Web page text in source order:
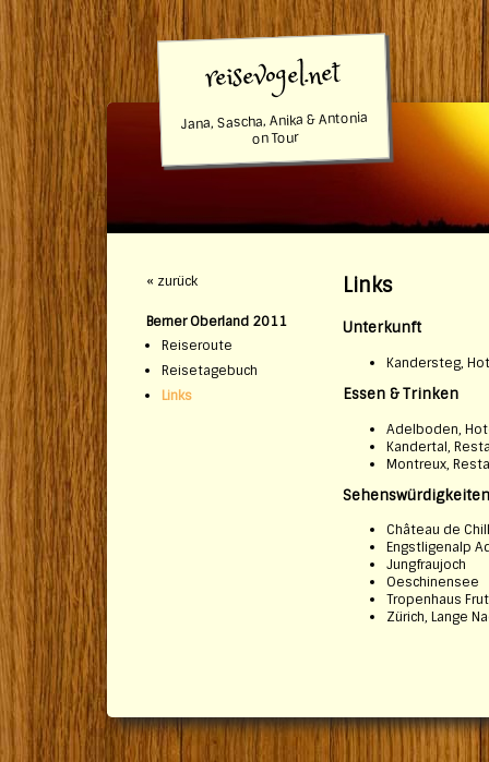
reisevogel.net
Jana, Sascha, Anika & Antonia
on Tour
« zurück
Berner Oberland 2011
Reiseroute
Reisetagebuch
Links
Links
Unterkunft
Kandersteg,
Essen & Trinken
Adelboden,
Kandertal,
Montreux,
Sehenswürdigkeiten
Château de
Engstligenalp
Jungfraujoch
Oeschinensee
Tropenhaus
Zürich, Lange